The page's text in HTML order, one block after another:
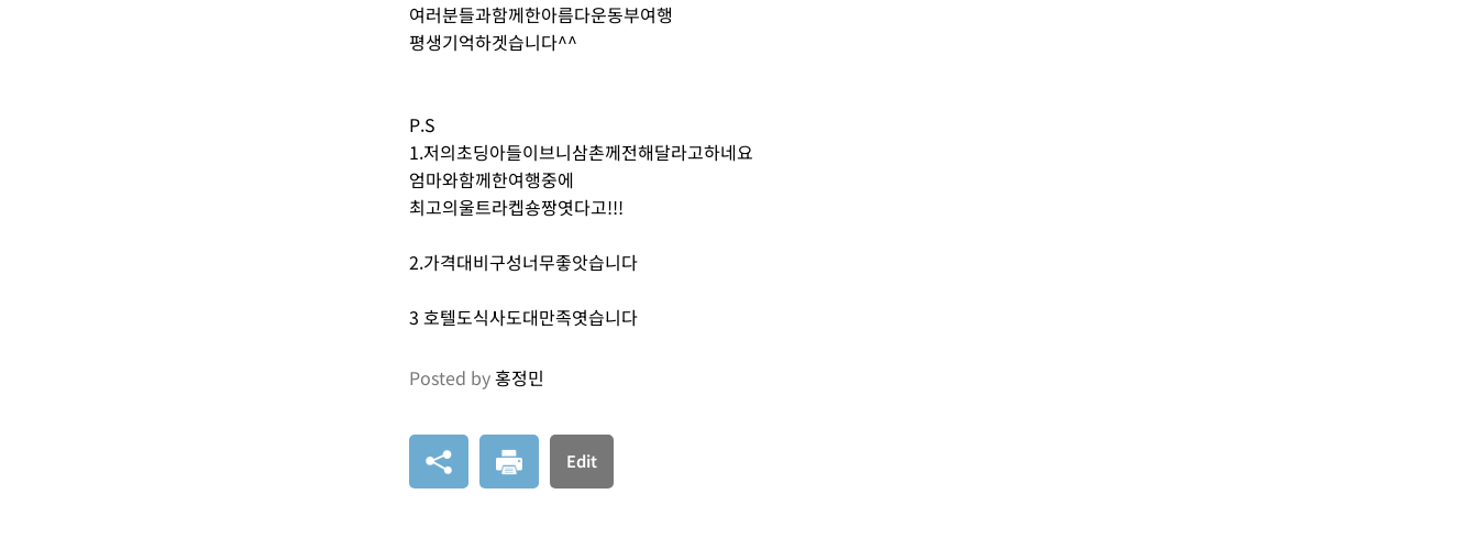
여러분들과함께한아름다운동부여행
평생기억하겟습니다^^
P.S
1.저의초딩아들이브니삼촌께전해달라고하네요
엄마와함께한여행중에
최고의울트라켑숑짱엿다고!!!
2.가격대비구성너무좋앗습니다
3 호텔도식사도대만족엿습니다
Posted by홍정민
Edit